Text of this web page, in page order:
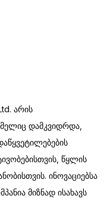
არის
დამკვიდრდა,
წყლის
ინოვაციებსა
მიზნად ისახავს